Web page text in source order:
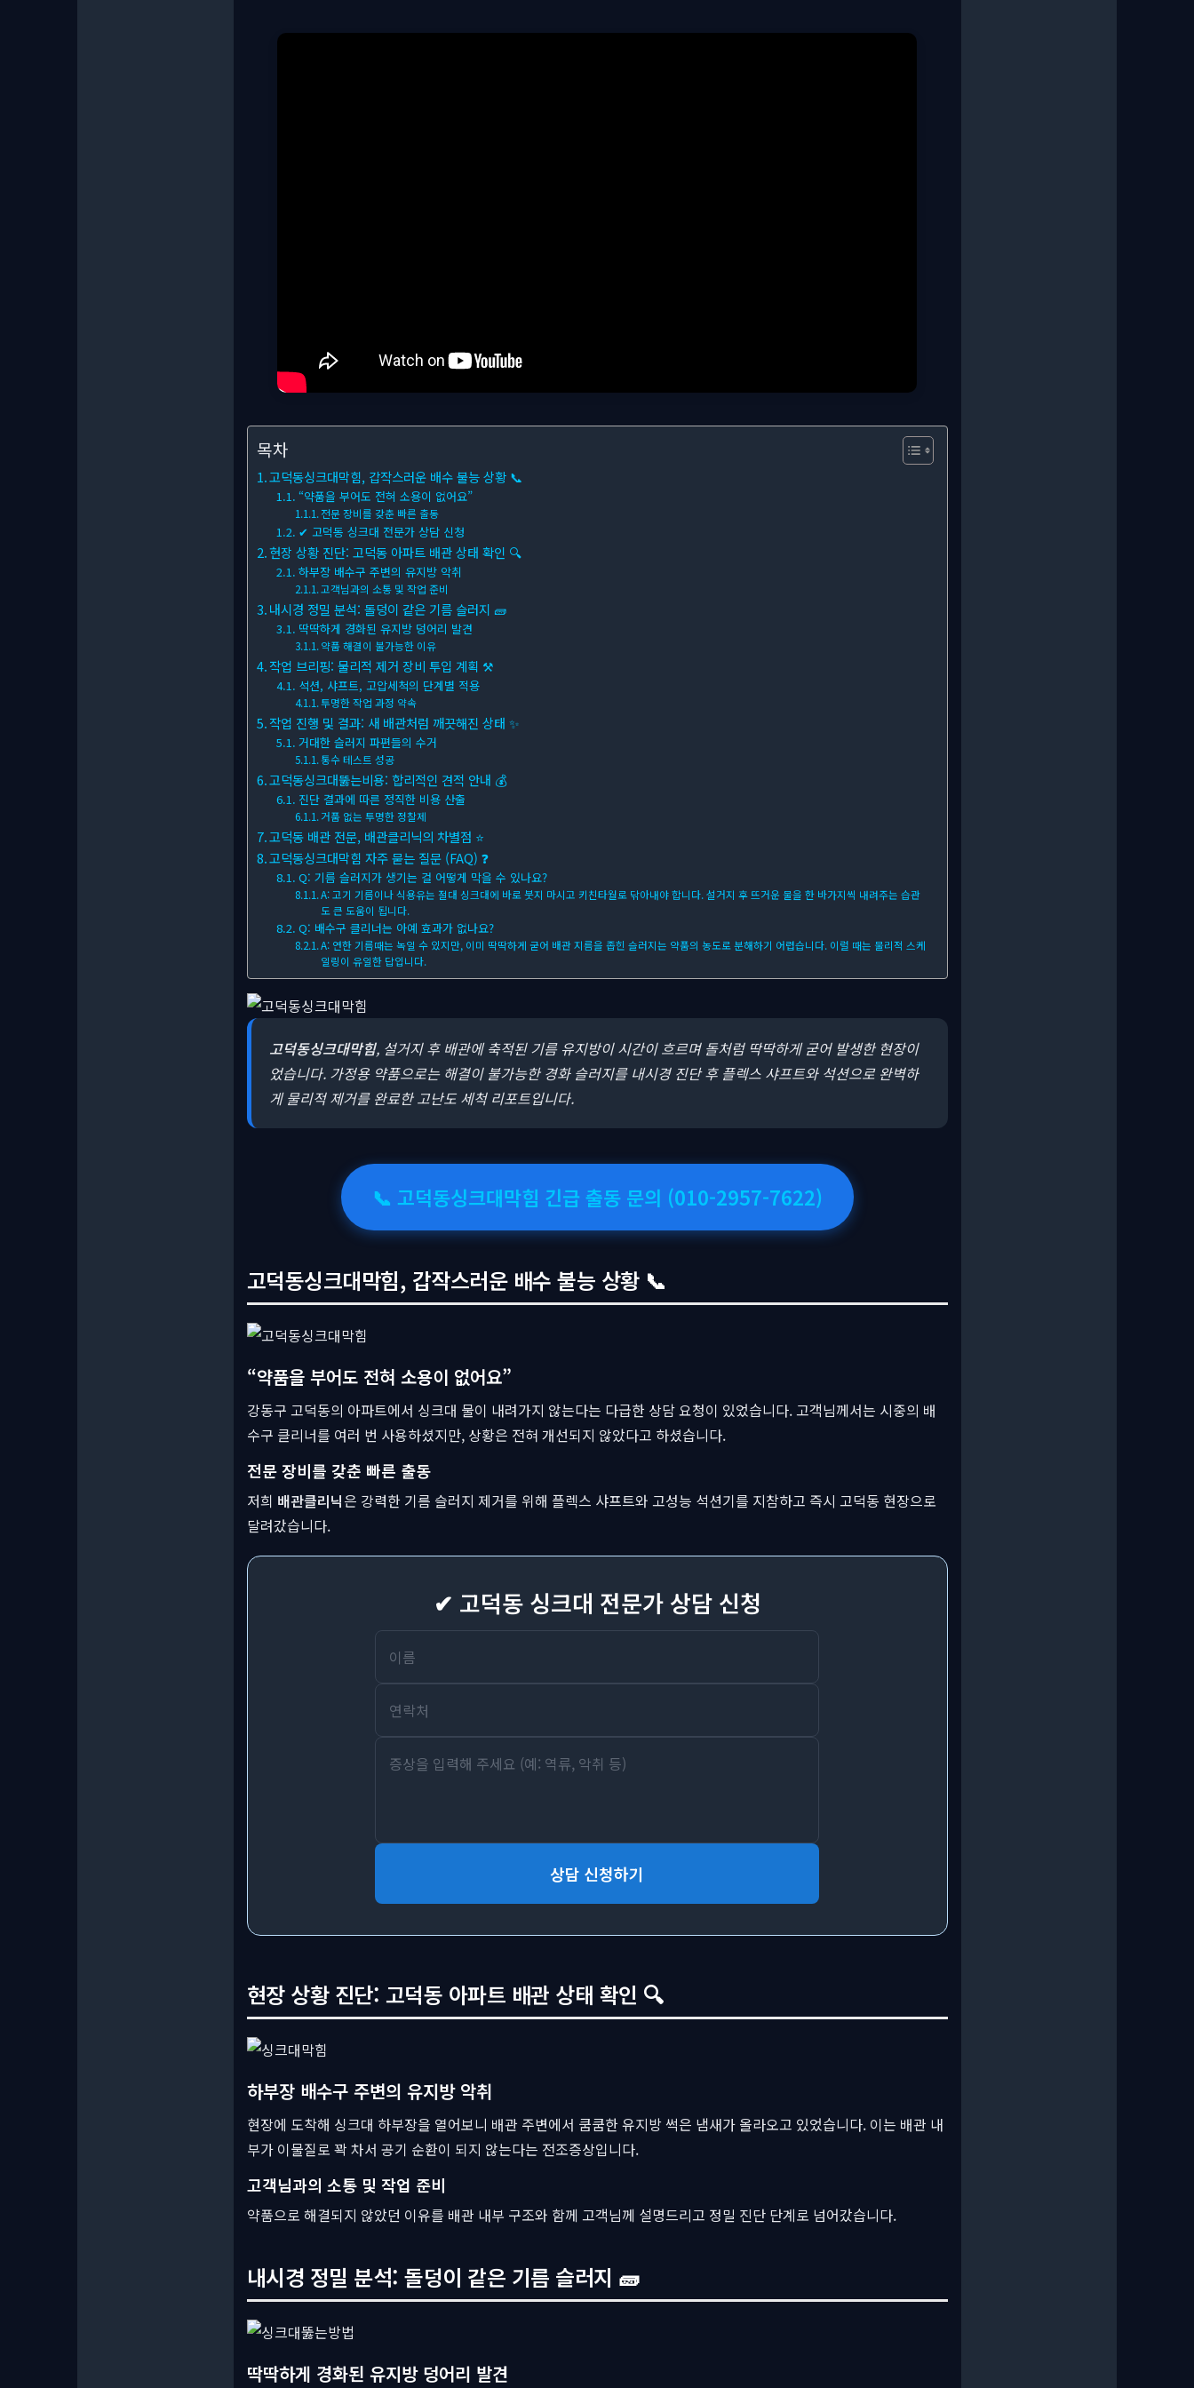
목차
고덕동싱크대막힘, 갑작스러운 배수 불능 상황 📞
“약품을 부어도 전혀 소용이 없어요”
전문 장비를 갖춘 빠른 출동
✔ 고덕동 싱크대 전문가 상담 신청
현장 상황 진단: 고덕동 아파트 배관 상태 확인 🔍
하부장 배수구 주변의 유지방 악취
고객님과의 소통 및 작업 준비
내시경 정밀 분석: 돌덩이 같은 기름 슬러지 🧱
딱딱하게 경화된 유지방 덩어리 발견
약품 해결이 불가능한 이유
작업 브리핑: 물리적 제거 장비 투입 계획 ⚒
석션, 샤프트, 고압세척의 단계별 적용
투명한 작업 과정 약속
작업 진행 및 결과: 새 배관처럼 깨끗해진 상태 ✨
거대한 슬러지 파편들의 수거
통수 테스트 성공
고덕동싱크대뚫는비용: 합리적인 견적 안내 💰
진단 결과에 따른 정직한 비용 산출
거품 없는 투명한 정찰제
고덕동 배관 전문, 배관클리닉의 차별점 ⭐
고덕동싱크대막힘 자주 묻는 질문 (FAQ) ❓
Q: 기름 슬러지가 생기는 걸 어떻게 막을 수 있나요?
A: 고기 기름이나 식용유는 절대 싱크대에 바로 붓지 마시고 키친타월로 닦아내야 합니다. 설거지 후 뜨거운 물을 한 바가지씩 내려주는 습관
도 큰 도움이 됩니다.
Q: 배수구 클리너는 아예 효과가 없나요?
A: 연한 기름때는 녹일 수 있지만, 이미 딱딱하게 굳어 배관 지름을 좁힌 슬러지는 약품의 농도로 분해하기 어렵습니다. 이럴 때는 물리적 스케
일링이 유일한 답입니다.
고덕동싱크대막힘, 설거지 후 배관에 축적된 기름 유지방이 시간이 흐르며 돌처럼 딱딱하게 굳어 발생한 현장이
었습니다. 가정용 약품으로는 해결이 불가능한 경화 슬러지를 내시경 진단 후 플렉스 샤프트와 석션으로 완벽하
게 물리적 제거를 완료한 고난도 세척 리포트입니다.
📞 고덕동싱크대막힘 긴급 출동 문의 (010-2957-7622)
고덕동싱크대막힘, 갑작스러운 배수 불능 상황 📞
“약품을 부어도 전혀 소용이 없어요”
강동구 고덕동의 아파트에서 싱크대 물이 내려가지 않는다는 다급한 상담 요청이 있었습니다. 고객님께서는 시중의 배
수구 클리너를 여러 번 사용하셨지만, 상황은 전혀 개선되지 않았다고 하셨습니다.
전문 장비를 갖춘 빠른 출동
저희 배관클리닉은 강력한 기름 슬러지 제거를 위해 플렉스 샤프트와 고성능 석션기를 지참하고 즉시 고덕동 현장으로
달려갔습니다.
✔ 고덕동 싱크대 전문가 상담 신청
상담 신청하기
현장 상황 진단: 고덕동 아파트 배관 상태 확인 🔍
하부장 배수구 주변의 유지방 악취
현장에 도착해 싱크대 하부장을 열어보니 배관 주변에서 쿰쿰한 유지방 썩은 냄새가 올라오고 있었습니다. 이는 배관 내
부가 이물질로 꽉 차서 공기 순환이 되지 않는다는 전조증상입니다.
고객님과의 소통 및 작업 준비
약품으로 해결되지 않았던 이유를 배관 내부 구조와 함께 고객님께 설명드리고 정밀 진단 단계로 넘어갔습니다.
내시경 정밀 분석: 돌덩이 같은 기름 슬러지 🧱
딱딱하게 경화된 유지방 덩어리 발견